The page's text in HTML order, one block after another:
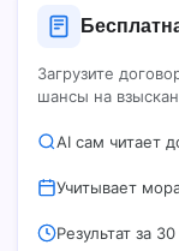
Загрузите
шансы на
AI сам читает
Учитывает
Результат за